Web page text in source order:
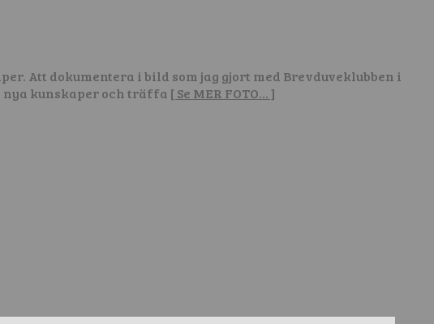
Att dokumentera i bild som jag gjort med Brevduveklubben i
nya kunskaper och träffa [ Se MER FOTO… ]